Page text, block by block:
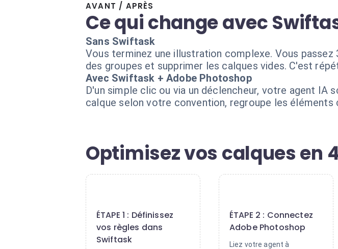
AVANT / APRÈS
Ce qui change avec
Sans Swiftask
Vous terminez une illustration complexe. Vous
des groupes et supprimer les calques vides. C'est
Avec Swiftask + Adobe Photoshop
D'un simple clic ou via un déclencheur, votre agent
calque selon votre convention, regroupe les
Optimisez vos calques en
ÉTAPE 1 : Définissez
vos règles dans
Swiftask
ÉTAPE 2 : Connectez
Adobe Photoshop
Liez votre agent à